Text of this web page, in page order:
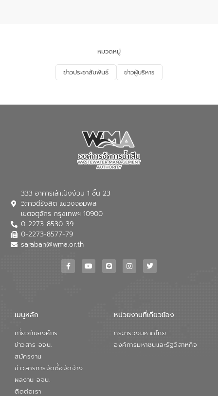
ด้านน้ำของประเทศ และเตรียมความพร้อม
รองรับการเติบโตของเมือง รวมถึงการ
ลงทุนในอุตสาหกรรมแห่งอนาคต ตลอดจน
มุ่งตอบโจทย์ความท้าทายจากวิกฤตการ
ในครั้งนี้เป็นการดึงจุดแข็งและความ
(อจน.) มาผสานกับประสบการณ์และ
เทคโนโลยีโครงข่ายน้ำครบวงจรในพื้นที่ EEC
ของอีสท์ วอเตอร์ เพื่อร่วมกันศึกษา
เทคโนโลยีการปรับปรุงคุณภาพน้ำ (Water
Reuse) และพัฒนารูปแบบการดำเนินงาน
ใช้น้ำที่พุ่งสูงขึ้นจากการขยายตัวของ
การองค์การจัดการน้ำเสีย กล่าวถึงภารกิจ
เพื่อสนับสนุนการพัฒนาเมืองอย่างยั่งยืน
ขณะที่ นายบดินทร์ อุดล กรรมการผู้อำนวย
สมดุลทางเศรษฐกิจและสิ่งแวดล้อมได้อย่าง
ภาคเอกชนในครั้งนี้ นับเป็นก้าวสำคัญของ
องค์การจัดการน้ำเสีย (อจน.) ในการร่วมวาง
หมวดหมู่
ข่าวประชาสัมพันธ์ ข่าวผู้บริหาร
333 อาคารเล้าเป้งง้วน 1 ชั้น 23
วิภาวดีรังสิต แขวงจอมพล
เขตจตุจักร กรุงเทพฯ 10900
0-2273-8530-39
0-2273-8577-79
saraban@wma.or.th
เมนูหลัก
เกี่ยวกับองค์กร
ข่าวสาร อจน.
สมัครงาน
ข่าวสารการจัดซื้อจัดจ้าง
ผลงาน อจน.
ติดต่อเรา
หน่วยงานที่เกียวข้อง
กระทรวงมหาดไทย
องค์การมหาชนและรัฐวิสาหกิจ